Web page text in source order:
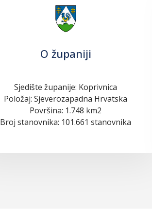
O županiji
Sjedište županije: Koprivnica
Položaj: Sjeverozapadna Hrvatska
Površina: 1.748 km2
Broj stanovnika: 101.661 stanovnika